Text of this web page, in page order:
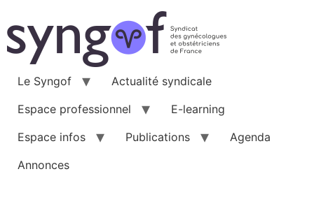
au
contenu
Le Syngof
Actualité syndicale
Espace professionnel
E-learning
Espace infos
Publications
Agenda
Annonces